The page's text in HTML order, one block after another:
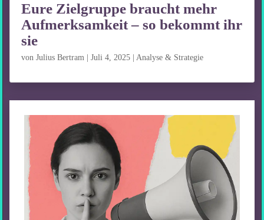
Eure Zielgruppe braucht mehr
Aufmerksamkeit – so bekommt ihr
sie
vonJulius Bertram |Juli 4, 2025 |Analyse & Strategie